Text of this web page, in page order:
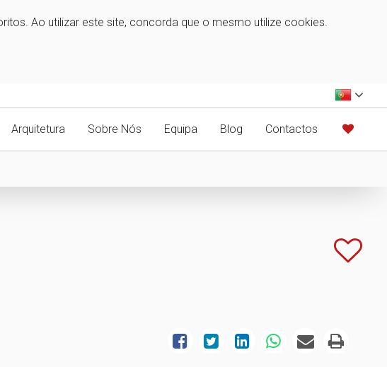
Ao utilizar este site, concorda que o mesmo utilize cookies.
Arquitetura Sobre Nós Equipa Blog Contactos